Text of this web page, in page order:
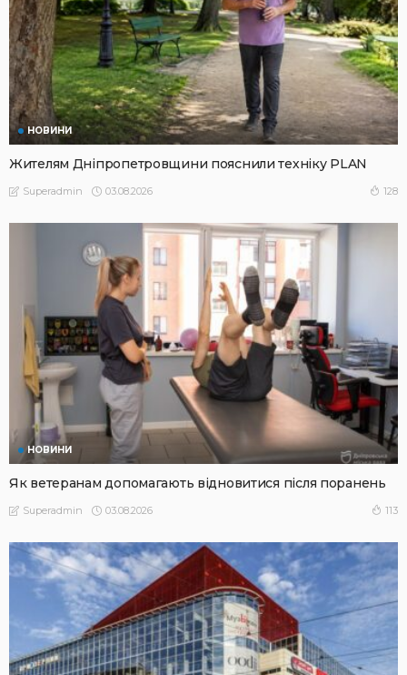
НОВИНИ
Жителям Дніпропетровщини пояснили техніку PLAN
Superadmin 03.08.2026 128
НОВИНИ
Як ветеранам допомагають відновитися після поранень
Superadmin 03.08.2026 113